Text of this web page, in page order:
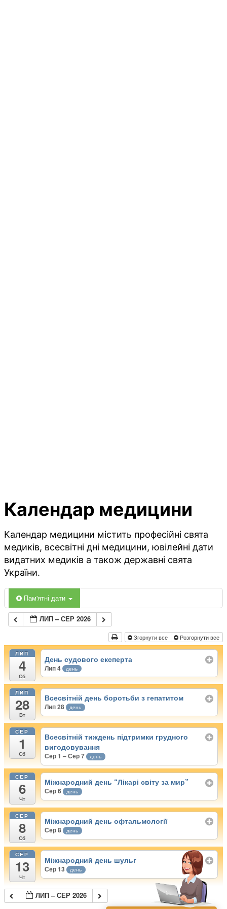
Календар медицини
Календар медицини містить професійні свята
медиків, всесвітні дні медицини, ювілейні дати
видатних медиків а також державні свята
України.
Пам'ятні дати
ЛИП – СЕР 2026
Згорнути все Розгорнути все
ЛИП
4
Сб
День судового експерта
Лип 4 день
ЛИП
28
Вт
Всесвітній день боротьби з гепатитом
Лип 28 день
СЕР
1
Сб
Всесвітній тиждень підтримки грудного
вигодовування
Сер 1 – Сер 7 день
СЕР
6
Чт
Міжнародний день “Лікарі світу за мир”
Сер 6 день
СЕР
8
Сб
Міжнародний день офтальмології
Сер 8 день
СЕР
13
Чт
Міжнародний день шульг
Сер 13 день
ЛИП – СЕР 2026